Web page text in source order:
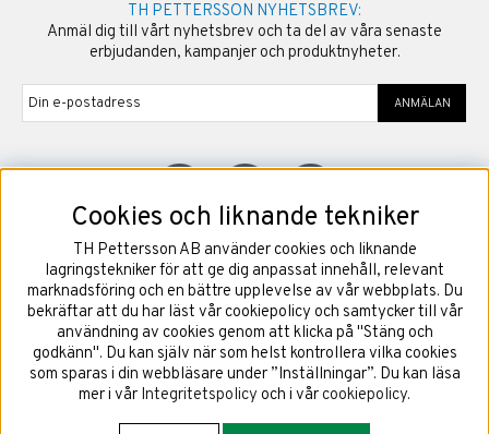
TH PETTERSSON NYHETSBREV:
Anmäl dig till vårt nyhetsbrev och ta del av våra senaste
erbjudanden, kampanjer och produktnyheter.
ANMÄLAN
©2026Copyright TH Pettersson AB
Cookies och liknande tekniker
TH Pettersson AB använder cookies och liknande
lagringstekniker för att ge dig anpassat innehåll, relevant
marknadsföring och en bättre upplevelse av vår webbplats. Du
bekräftar att du har läst vår cookiepolicy och samtycker till vår
användning av cookies genom att klicka på "Stäng och
godkänn". Du kan själv när som helst kontrollera vilka cookies
som sparas i din webbläsare under ”Inställningar”. Du kan läsa
mer i vår Integritetspolicy och i vår cookiepolicy.